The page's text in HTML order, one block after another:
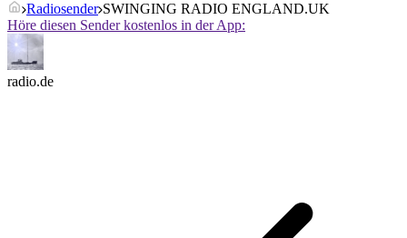
Radiosender SWINGING RADIO ENGLAND.UK
Höre diesen Sender kostenlos in der App:
radio.de